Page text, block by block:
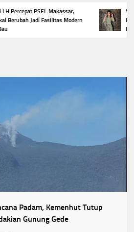
PSEL Makassar,
Jadi Fasilitas Modern
5 Tren
Favorit
Padam, Kemenhut Tutup
Gunung Gede